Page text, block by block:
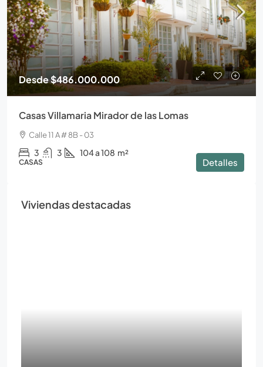
Desde$486.000.000
Casas Villamaria Mirador de las Lomas
Calle 11 A # 8B - 03
3 3 104 a 108 m²
CASAS Detalles
Viviendas destacadas